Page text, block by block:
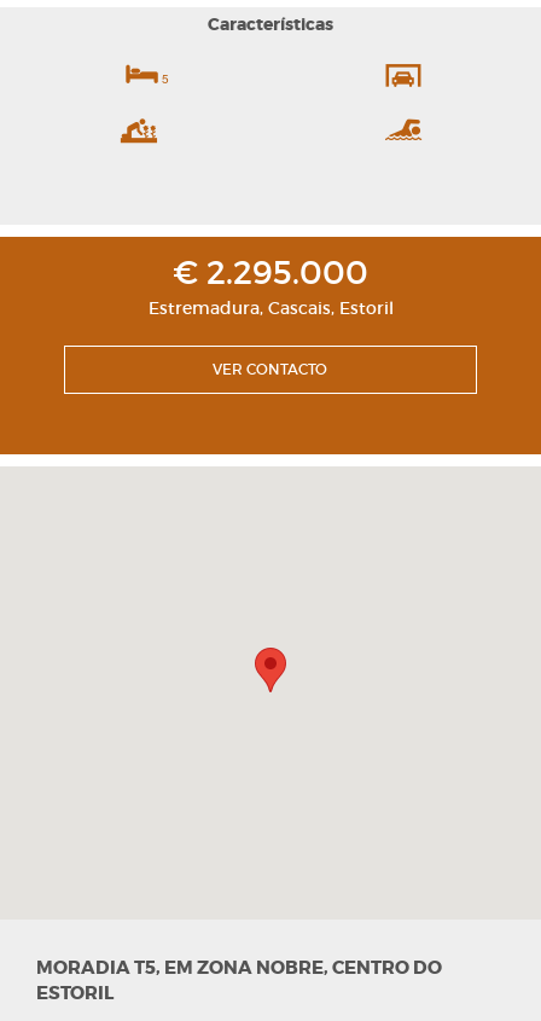
Características
5
€ 2.295.000
Estremadura, Cascais, Estoril
VER CONTACTO
MORADIA T5, EM ZONA NOBRE, CENTRO DO
ESTORIL